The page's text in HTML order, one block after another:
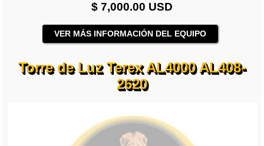
$ 7,000.00 USD
VER MÁS INFORMACIÓN DEL EQUIPO
Torre de Luz Terex AL4000 AL408-
2620